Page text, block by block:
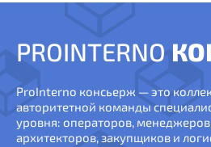
PROINTERNO
ProInterno консьерж — это
авторитетной команды
уровня: операторов,
архитекторов, закупщиков и